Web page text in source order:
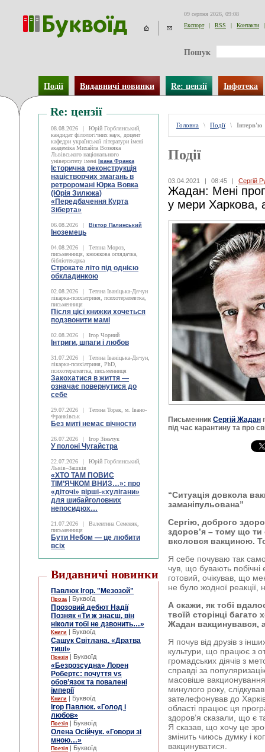
09 серпня 2026, 09:08
Експорт
| RSS | Контакти |
Пошук
Події Видавничі новинки Re: цензії Інфотека
Re: цензії
08.08.2026 |
Юрій Горблянський,
кандидат філологічних наук, доцент
кафедри української літератури імені
академіка Михайла Возняка
Львівського національного
університету імені
Івана Франка
Історична реконструкція
націєтворчих змагань в
ретроромані Юрка Вовка
(Юрія Зилюка)
«Передбачення Курта
Зіберта»
06.08.2026 | Віктор Палинський
Іноземець
04.08.2026 |
Тетяна Мороз,
письменниця, книжкова оглядачка,
бібліотекарка
Строкате літо під однією
обкладинкою
02.08.2026 |
Тетяна Іваніцька-Дячун
лікарка-психіатриня, психотерапевтка,
письменниця
Після цієї книжки хочеться
подзвонити мамі
02.08.2026 | Ігор Чорний
Інтриги, шпаги і любов
31.07.2026 |
Тетяна Іваніцька-Дячун,
лікарка-психіатриня, PhD,
психотерапевтка, письменниця
Закохатися в життя —
означає повернутися до
себе
29.07.2026 |
Тетяна Торак, м. Івано-
Франківськ
Без миті немає вічности
26.07.2026 | Ігор Зіньчук
У полоні Чугайстра
22.07.2026 |
Юрій Горблянський,
Львів–Зашків
«ХТО ТАМ ПОВИС
ТІМ’ЯЧКОМ ВНИЗ…»: про
«діточі» вірші-«хулігани»
для шибайголовних
непосидюх…
21.07.2026 |
Валентина Семеняк,
письменниця
Бути Небом ― це любити
всіх
Видавничі новинки
Павлюк Ігор. "Мезозой"
Проза | Буквоїд
Прозовий дебют Надії
Позняк «Ти ж знаєш, він
ніколи тобі не дзвонить…»
Книги | Буквоїд
Сащук Світлана. «Дратва
тиші»
Поезія | Буквоїд
«Безрозсудна» Лорен
Робертс: почуття vs
обов’язок та повалені
імперії
Книги | Буквоїд
Ігор Павлюк. «Голод і
любов»
Поезія | Буквоїд
Олена Осійчук. «Говори зі
мною…»
Поезія | Буквоїд
Головна \ Події \ Інтерв'ю
Події
03.04.2021 | 08:45 | Сергій
Жадан: Мені
у мери Харкова,
Письменник Сергій Жадан
під час карантину та про
“Ситуація довкола
заманіпульована”
Сергію, доброго
здоров’я – тому що ти
вколовся вакциною.
Я себе почуваю так
чув, що бувають
готовий, очікував, що
не було жодної реакції,
А скажи, як тобі
твоїй сторінці
Жадан вакцинувався,
Я почув від друзів з
культури, що працює з
громадських діячів з
справді за
масовіше
минулого року,
зателефонував до
області працює ця
здоров’я сказали, що є
Я сказав, що хочу це
змінить чиюсь думку і
вакцинуватися.